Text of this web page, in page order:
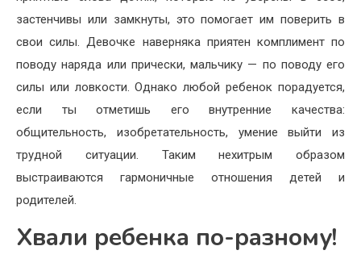
застенчивы или замкнуты, это помогает им по­верить в
свои силы. Девочке наверняка приятен компли­мент по
поводу наряда или прически, мальчику — по по­воду его
силы или ловкости. Однако любой ребенок порадуется,
если ты отметишь его вну­тренние качества:
общительность, изобретательность, уме­ние выйти из
трудной ситуации. Таким нехитрым образом
выстраиваются гармоничные отношения детей и
родителей.
Хвали ребенка по-разному!